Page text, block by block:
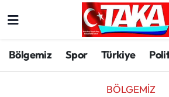
Bölgemiz Spor Türkiye
BÖLGEMIZ
Spor
Trabzon Hava Durumu